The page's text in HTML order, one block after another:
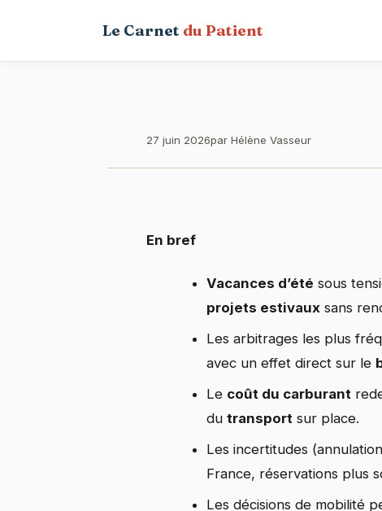
Le Carnet du Patient
27 juin 2026par Hélène Vasseur
En bref
Vacances d’été sous
projets estivaux sans
Les arbitrages les plus
avec un effet direct sur le
Le coût du carburant
dutransport sur place.
Les incertitudes
France, réservations plus
Les décisions de mobilité